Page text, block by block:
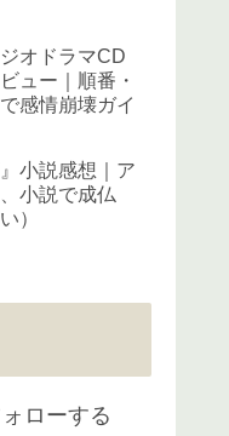
オドラマCD
ュー｜順番・
感情崩壊ガイ
』小説感想｜ア
小説で成仏
）
ローする